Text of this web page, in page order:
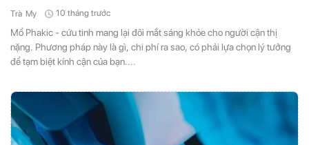
Trà My 10 tháng trước
Mổ Phakic - cứu tinh mang lại đôi mắt sáng khỏe cho người cận thị
nặng. Phương pháp này là gì, chi phí ra sao, có phải lựa chọn lý tưởng
để tạm biệt kính cận của bạn....